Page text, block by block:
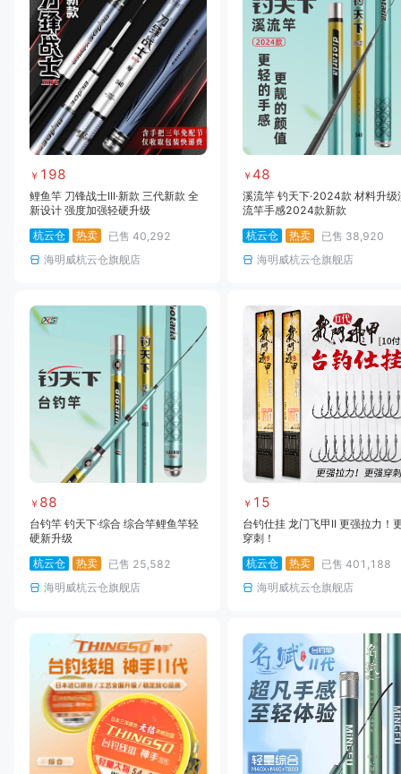
战盾
森源 素材印象
时代
汉鼎
极弧 渔贰叁
阿玛迪
大可
万江鱼 臻本事
烈火战马
褀云户外 黑坑上岸
搏鱼帝
工厂品牌 凯斯
伊酷达
绝代宗师
渔聚缘 亭林 北禾
￥ 198
鲤鱼竿 刀锋战士III·新款 三代新款 全
新设计 强度加强轻硬升级
杭云仓
热卖 已售 40,292
海明威杭云仓旗舰店
￥ 48
溪流竿 钓天下·2024款 材料升级
流竿手感2024款新款
杭云仓
热卖 已售 38,920
海明威杭云仓旗舰店
￥ 88
台钓竿 钓天下·综合 综合竿鲤鱼竿轻
硬新升级
杭云仓
热卖 已售 25,582
海明威杭云仓旗舰店
￥ 15
台钓仕挂 龙门飞甲II 更强拉力！
穿刺！
杭云仓
热卖 已售 401,188
海明威杭云仓旗舰店